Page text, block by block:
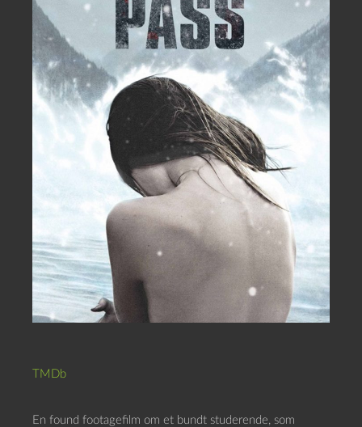
TMDb
En found footagefilm om et bundt studerende, som